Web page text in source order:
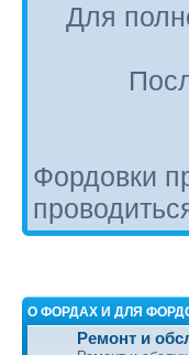
Для
Фордовки
О ФОРДАХ И ДЛЯ
Ремонт и